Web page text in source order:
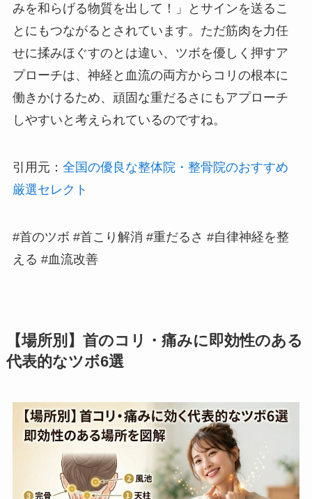
みを和らげる物質を出して！」とサインを送るこ
とにもつながるとされています。ただ筋肉を力任
せに揉みほぐすのとは違い、ツボを優しく押すア
プローチは、神経と血流の両方からコリの根本に
働きかけるため、頑固な重だるさにもアプローチ
しやすいと考えられているのですね。
引用元： 全国の優良な整体院・整骨院のおすすめ
厳選セレクト
#首のツボ #首こり解消 #重だるさ #自律神経を整
える #血流改善
【場所別】首のコリ・痛みに即効性のある
代表的なツボ6選